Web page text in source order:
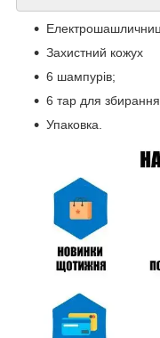
Захистний кожух
6 шампурів;
6 тар для
Упаковка.